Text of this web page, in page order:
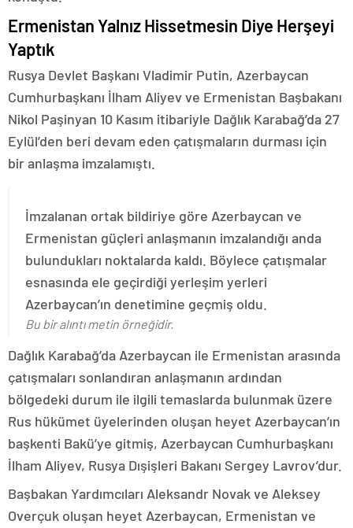
Ermenistan Yalnız Hissetmesin Diye Herşeyi
Yaptık
Rusya Devlet Başkanı Vladimir Putin, Azerbaycan
Cumhurbaşkanı İlham Aliyev ve Ermenistan Başbakanı
Nikol Paşinyan 10 Kasım itibariyle Dağlık Karabağ’da 27
Eylül’den beri devam eden çatışmaların durması için
bir anlaşma imzalamıştı.
İmzalanan ortak bildiriye göre Azerbaycan ve
Ermenistan güçleri anlaşmanın imzalandığı anda
bulundukları noktalarda kaldı. Böylece çatışmalar
esnasında ele geçirdiği yerleşim yerleri
Azerbaycan’ın denetimine geçmiş oldu.
Bu bir alıntı metin örneğidir.
Dağlık Karabağ’da Azerbaycan ile Ermenistan arasında
çatışmaları sonlandıran anlaşmanın ardından
bölgedeki durum ile ilgili temaslarda bulunmak üzere
Rus hükümet üyelerinden oluşan heyet Azerbaycan’ın
başkenti Bakü’ye gitmiş, Azerbaycan Cumhurbaşkanı
İlham Aliyev, Rusya Dışişleri Bakanı Sergey Lavrov’dur.
Başbakan Yardımcıları Aleksandr Novak ve Aleksey
Overçuk oluşan heyet Azerbaycan, Ermenistan ve